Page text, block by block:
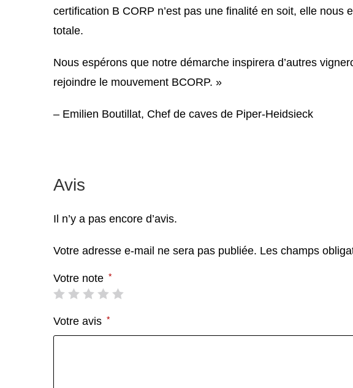
certification B CORP n’est pas une finalité en soit, elle
totale.
Nous espérons que notre démarche inspirera d’autres
rejoindre le mouvement BCORP. »
– Emilien Boutillat, Chef de caves de Piper-Heidsieck
Avis
Il n’y a pas encore d’avis.
Votre adresse e-mail ne sera pas publiée. Les champs
Votre note *
Votre avis *